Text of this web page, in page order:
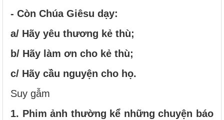
- Còn Chúa Giêsu dạy:
a/ Hãy yêu thương kẻ thù;
b/ Hãy làm ơn cho kẻ thù;
c/ Hãy cầu nguyện cho họ.
Suy gẫm
1. Phim ảnh thường kể những chuyện báo